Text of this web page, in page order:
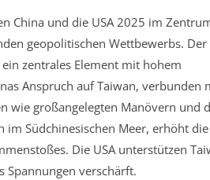
China und die USA 2025 im
geopolitischen Wettbewerbs. Der
zentrales Element mit hohem
Anspruch auf Taiwan, verbunden
wie großangelegten Manövern und
im Südchinesischen Meer, erhöht
Die USA unterstützen
verschärft.